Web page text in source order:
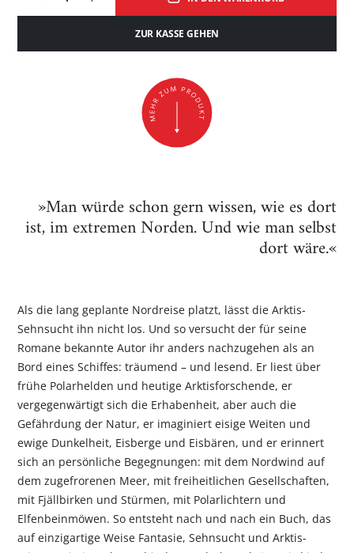
ZUR KASSE GEHEN
»Man würde schon gern wissen, wie es dort
ist, im extremen Norden. Und wie man selbst
dort wäre.«
Als die lang geplante Nordreise platzt, lässt die Arktis-
Sehnsucht ihn nicht los. Und so versucht der für seine
Romane bekannte Autor ihr anders nachzugehen als an
Bord eines Schiffes: träumend – und lesend. Er liest über
frühe Polarhelden und heutige Arktisforschende, er
vergegenwärtigt sich die Erhabenheit, aber auch die
Gefährdung der Natur, er imaginiert eisige Weiten und
ewige Dunkelheit, Eisberge und Eisbären, und er erinnert
sich an persönliche Begegnungen: mit dem Nordwind auf
dem zugefrorenen Meer, mit freiheitlichen Gesellschaften,
mit Fjällbirken und Stürmen, mit Polarlichtern und
Elfenbeinmöwen. So entsteht nach und nach ein Buch, das
auf einzigartige Weise Fantasie, Sehnsucht und Arktis-